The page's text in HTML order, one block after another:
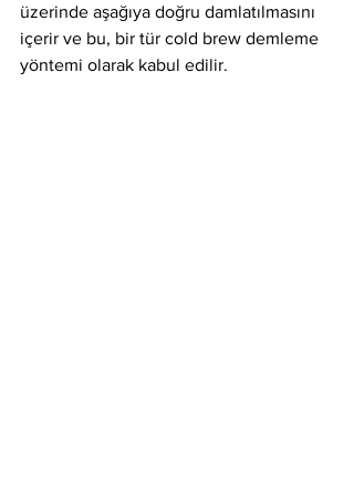
üzerinde aşağıya doğru damlatılmasını
içerir ve bu, bir tür cold brew demleme
yöntemi olarak kabul edilir.